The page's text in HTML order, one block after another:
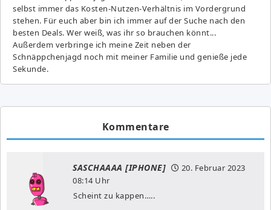
selbst immer das Kosten-Nutzen-Verhältnis im Vordergrund
stehen. Für euch aber bin ich immer auf der Suche nach den
besten Deals. Wer weiß, was ihr so brauchen könnt...
Außerdem verbringe ich meine Zeit neben der
Schnäppchenjagd noch mit meiner Familie und genieße jede
Sekunde.
Kommentare
SASCHAAAA [IPHONE]
20. Februar 2023
08:14 Uhr
Scheint zu kappen…..